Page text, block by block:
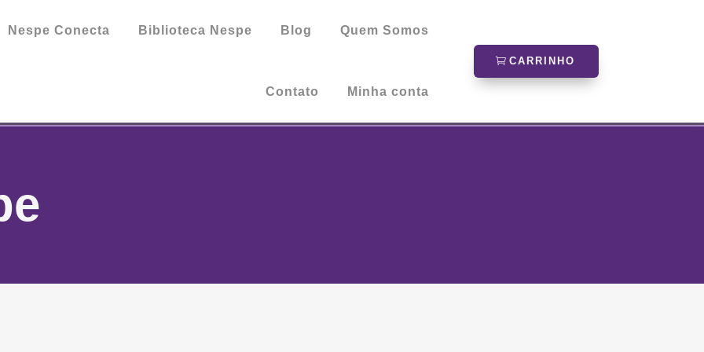
Nespe Conecta Biblioteca Nespe Blog Quem Somos
Contato Minha conta
CARRINHO